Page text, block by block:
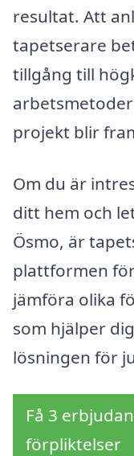
resultat. Att
tapetserare
tillgång till
projekt blir
Om du är
ditt hem och
Ösmo, är
plattformen
jämföra olika
som hjälper
lösningen för
Få 3
förpliktelser